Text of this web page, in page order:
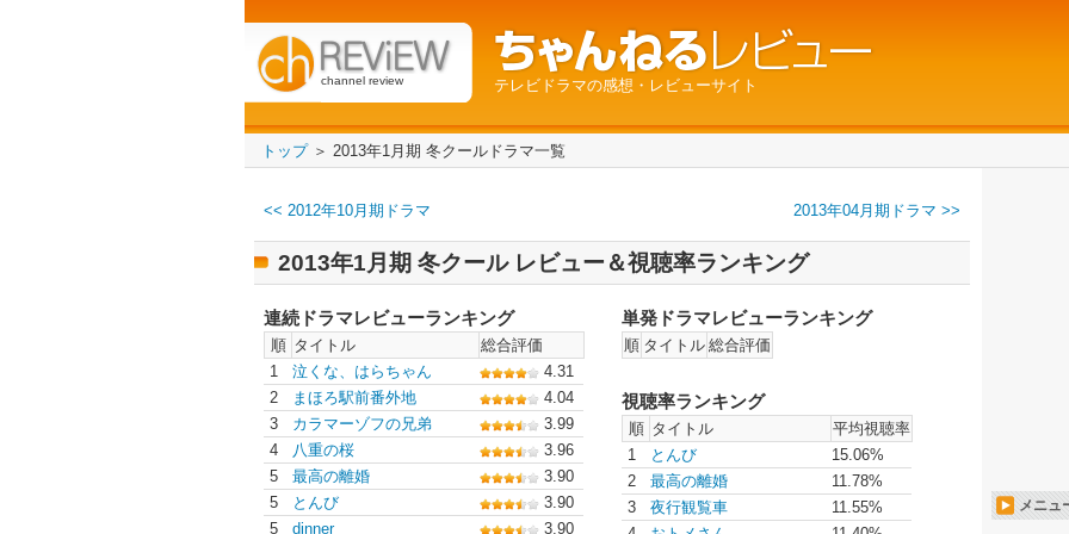
channel review テレビドラマの感想・レビューサイト
トップ＞ 2013年1月期 冬クールドラマ一覧
<< 2012年10月期ドラマ 2013年04月期ドラマ >>
2013年1月期 冬クール レビュー＆視聴率ランキング
連続ドラマレビューランキング
順 タイトル
総合評価
1
泣くな、はらちゃん
4.31
2
まほろ駅前番外地
4.04
3
カラマーゾフの兄弟
3.99
4
八重の桜
3.96
5
最高の離婚
3.90
5
とんび
3.90
5
dinner
3.90
単発ドラマレビューランキング
順 タイトル 総合評価
視聴率ランキング
順 タイトル
平均視聴率
1
とんび
15.06%
2
最高の離婚
11.78%
3
夜行観覧車
11.55%
メニュ